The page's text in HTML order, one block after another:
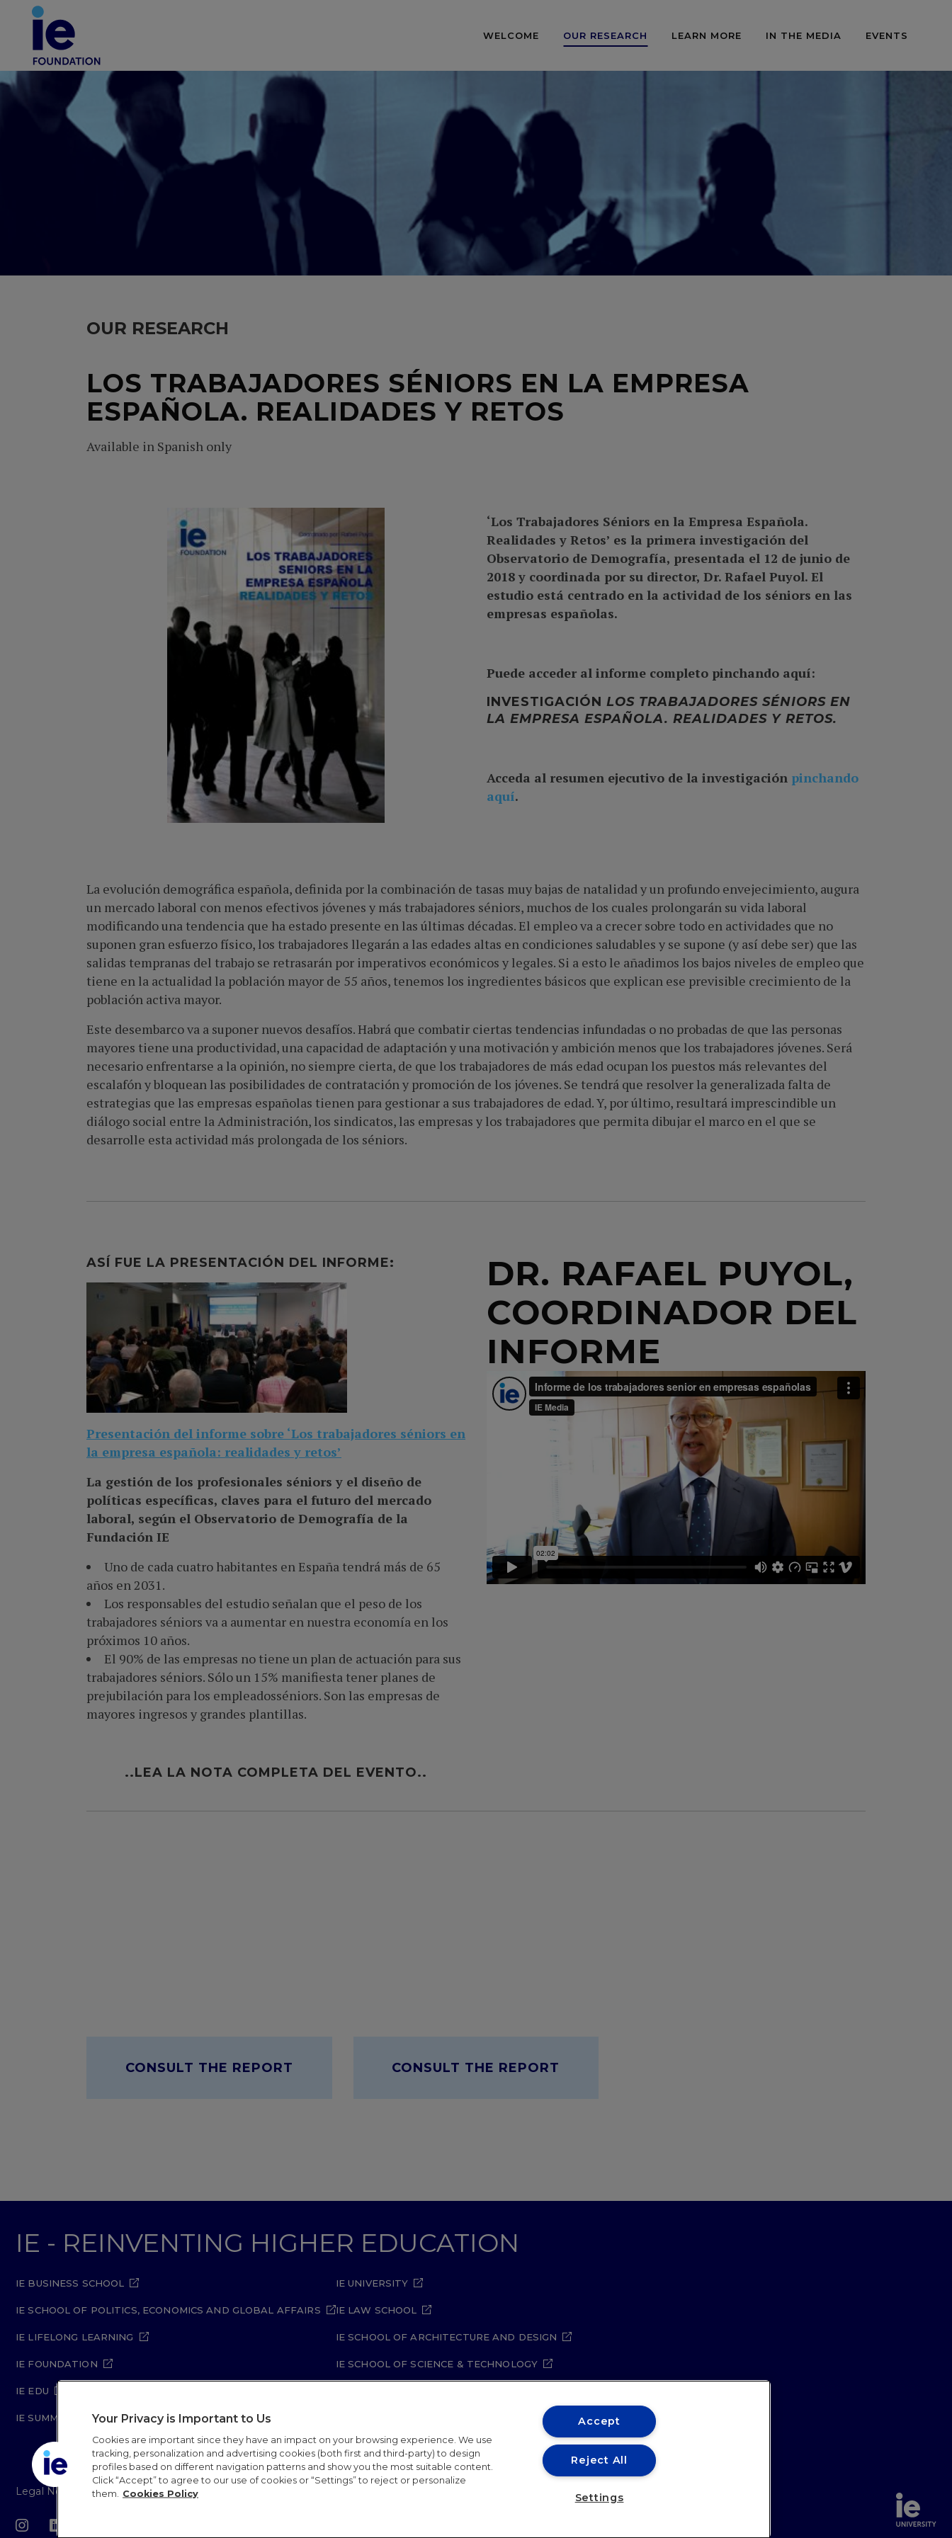
WELCOME OUR RESEARCH LEARN MORE IN THE MEDIA EVENTS
OUR RESEARCH
LOS TRABAJADORES SÉNIORS EN LA EMPRESA
ESPAÑOLA. REALIDADES Y RETOS
Available in Spanish only
‘Los Trabajadores Séniors en la Empresa Española.
Realidades y Retos’ es la primera investigación del
Observatorio de Demografía, presentada el 12 de junio de
2018 y coordinada por su director, Dr. Rafael Puyol. El
estudio está centrado en la actividad de los séniors en las
empresas españolas.
Puede acceder al informe completo pinchando aquí:
INVESTIGACIÓN LOS TRABAJADORES SÉNIORS EN
LA EMPRESA ESPAÑOLA. REALIDADES Y RETOS.
Acceda al resumen ejecutivo de la investigación pinchando
aquí.
La evolución demográfica española, definida por la combinación de tasas muy bajas de natalidad y un profundo envejecimiento, augura
un mercado laboral con menos efectivos jóvenes y más trabajadores séniors, muchos de los cuales prolongarán su vida laboral
modificando una tendencia que ha estado presente en las últimas décadas. El empleo va a crecer sobre todo en actividades que no
suponen gran esfuerzo físico, los trabajadores llegarán a las edades altas en condiciones saludables y se supone (y así debe ser) que las
salidas tempranas del trabajo se retrasarán por imperativos económicos y legales. Si a esto le añadimos los bajos niveles de empleo que
tiene en la actualidad la población mayor de 55 años, tenemos los ingredientes básicos que explican ese previsible crecimiento de la
población activa mayor.
Este desembarco va a suponer nuevos desafíos. Habrá que combatir ciertas tendencias infundadas o no probadas de que las personas
mayores tiene una productividad, una capacidad de adaptación y una motivación y ambición menos que los trabajadores jóvenes. Será
necesario enfrentarse a la opinión, no siempre cierta, de que los trabajadores de más edad ocupan los puestos más relevantes del
escalafón y bloquean las posibilidades de contratación y promoción de los jóvenes. Se tendrá que resolver la generalizada falta de
estrategias que las empresas españolas tienen para gestionar a sus trabajadores de edad. Y, por último, resultará imprescindible un
diálogo social entre la Administración, los sindicatos, las empresas y los trabajadores que permita dibujar el marco en el que se
desarrolle esta actividad más prolongada de los séniors.
ASÍ FUE LA PRESENTACIÓN DEL INFORME:
Presentación del informe sobre ‘Los trabajadores séniors en
la empresa española: realidades y retos’
La gestión de los profesionales séniors y el diseño de
políticas específicas, claves para el futuro del mercado
laboral, según el Observatorio de Demografía de la
Fundación IE
Uno de cada cuatro habitantes en España tendrá más de 65
años en 2031.
Los responsables del estudio señalan que el peso de los
trabajadores séniors va a aumentar en nuestra economía en los
próximos 10 años.
El 90% de las empresas no tiene un plan de actuación para sus
trabajadores séniors. Sólo un 15% manifiesta tener planes de
prejubilación para los empleadosséniors. Son las empresas de
mayores ingresos y grandes plantillas.
..LEA LA NOTA COMPLETA DEL EVENTO..
DR. RAFAEL PUYOL,
COORDINADOR DEL
INFORME
CONSULT THE REPORT CONSULT THE REPORT
IE - REINVENTING HIGHER EDUCATION
IE BUSINESS SCHOOL
IE SCHOOL OF POLITICS, ECONOMICS AND GLOBAL AFFAIRS
IE LIFELONG LEARNING
IE FOUNDATION
IE EDU
IE SUMMER SCHOOL
IE UNIVERSITY
IE LAW SCHOOL
IE SCHOOL OF ARCHITECTURE AND DESIGN
IE SCHOOL OF SCIENCE & TECHNOLOGY
Legal Notice Privacy Policy Cookie Policy Compliance Channel
Your Privacy is Important to Us
Cookies are important since they have an impact on your browsing experience. We use
tracking, personalization and advertising cookies (both first and third-party) to design
profiles based on different navigation patterns and show you the most suitable content.
Click “Accept” to agree to our use of cookies or “Settings” to reject or personalize
them.
Cookies Policy
Accept
Reject All
Settings